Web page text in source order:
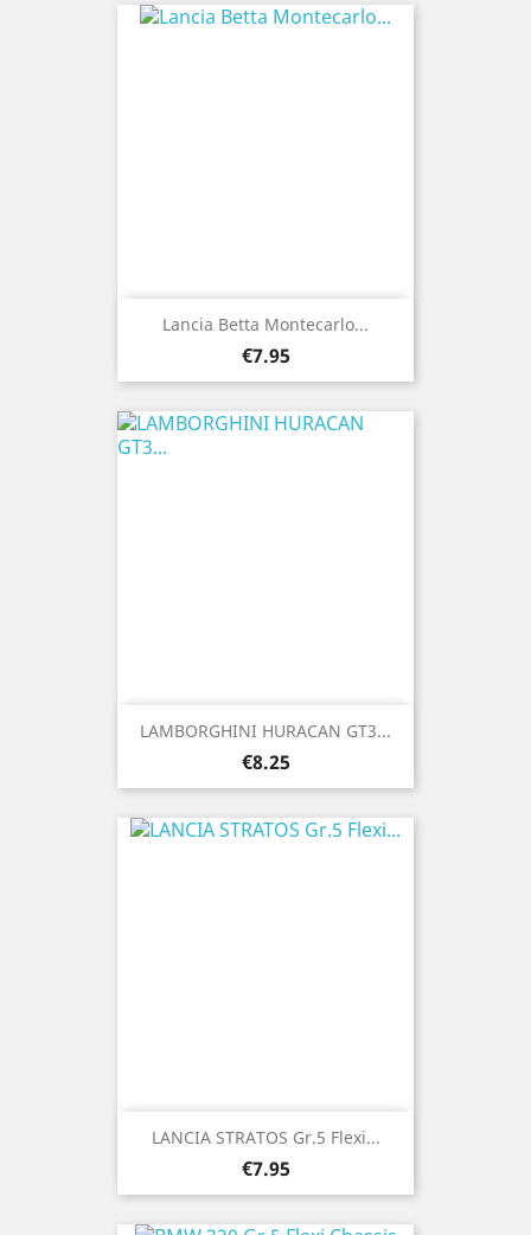
Lancia Betta Montecarlo...
Price
€7.95
LAMBORGHINI HURACAN GT3...
Price
€8.25
LANCIA STRATOS Gr.5 Flexi...
Price
€7.95